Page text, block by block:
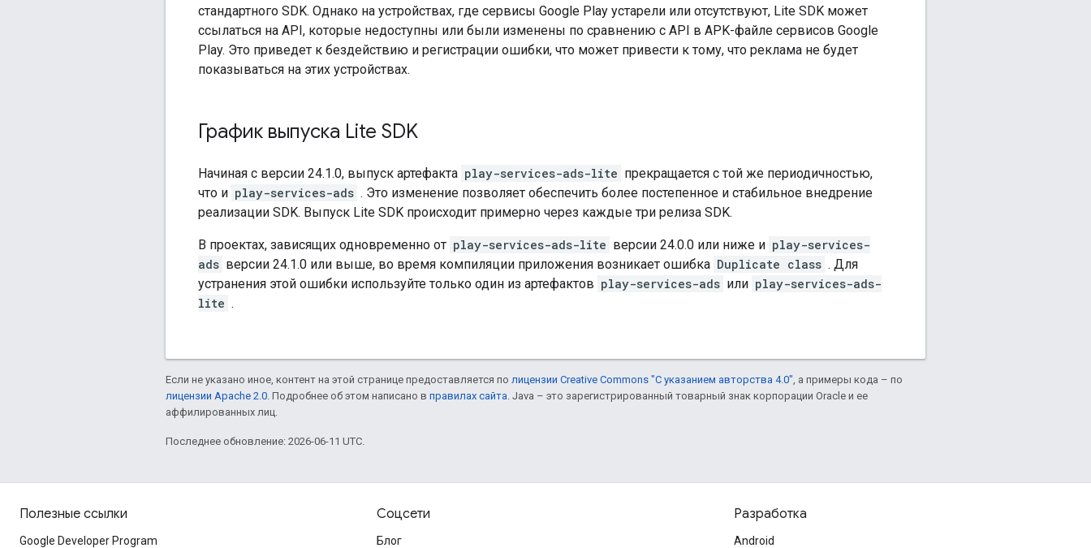
стандартного SDK. Однако на устройствах, где сервисы Google Play устарели или отсутствуют, Lite SDK может
ссылаться на API, которые недоступны или были изменены по сравнению с API в APK-файле сервисов Google
Play. Это приведет к бездействию и регистрации ошибки, что может привести к тому, что реклама не будет
показываться на этих устройствах.
График выпуска Lite SDK
Начиная с версии 24.1.0, выпуск артефакта play-services-ads-lite прекращается с той же периодичностью,
что и play-services-ads . Это изменение позволяет обеспечить более постепенное и стабильное внедрение
реализации SDK. Выпуск Lite SDK происходит примерно через каждые три релиза SDK.
В проектах, зависящих одновременно от play-services-ads-lite версии 24.0.0 или ниже и play-services-
ads версии 24.1.0 или выше, во время компиляции приложения возникает ошибка Duplicate class . Для
устранения этой ошибки используйте только один из артефактов play-services-ads или play-services-ads-
lite .
Если не указано иное, контент на этой странице предоставляется по лицензии Creative Commons "С указанием авторства 4.0" , а примеры кода – по
лицензии Apache 2.0 . Подробнее об этом написано в правилах сайта . Java – это зарегистрированный товарный знак корпорации Oracle и ее
аффилированных лиц.
Последнее обновление: 2026-06-11 UTC.
Полезные ссылки
Google Developer Program
Соцсети
Блог
Разработка
Android